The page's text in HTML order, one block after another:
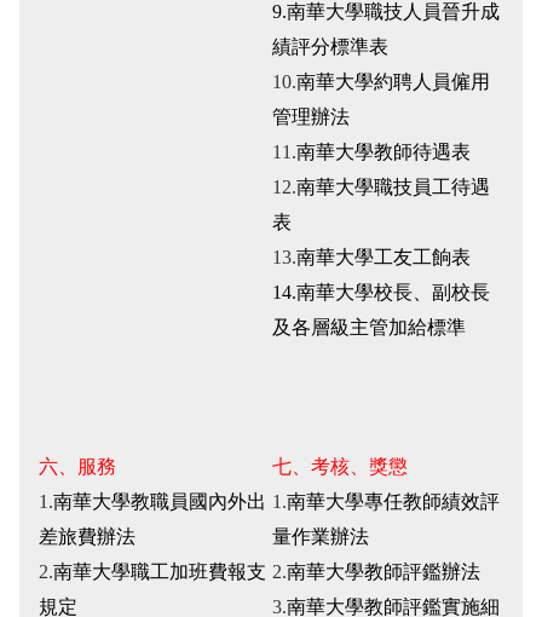
9.南華大學職技人員晉升成
績評分標準表
10.南華大學約聘人員僱用
管理辦法
11.南華大學教師待遇表
12.南華大學職技員工待遇
表
13.南華大學工友工餉表
14.南華大學校長、副校長
及各層級主管加給標準
六、服務
1.南華大學教職員國內外出
差旅費辦法
2.南華大學職工加班費報支
規定
七、考核、獎懲
1.南華大學專任教師績效評
量作業辦法
2.南華大學教師評鑑辦法
3.南華大學教師評鑑實施細